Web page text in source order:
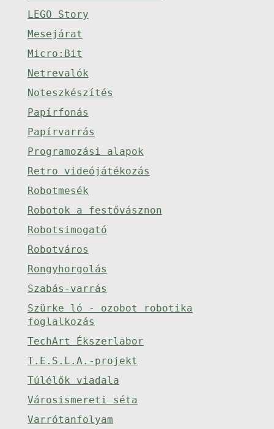
LEGO Story
Mesejárat
Micro:Bit
Netrevalók
Noteszkészítés
Papírfonás
Papírvarrás
Programozási alapok
Retro videójátékozás
Robotmesék
Robotok a festővásznon
Robotsimogató
Robotváros
Rongyhorgolás
Szabás-varrás
Szürke ló - ozobot robotika
foglalkozás
TechArt Ékszerlabor
T.E.S.L.A.-projekt
Túlélők viadala
Városismereti séta
Varrótanfolyam